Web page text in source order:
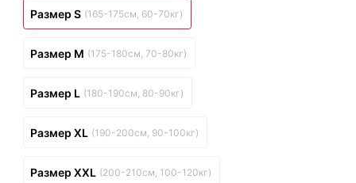
Размер S (165-175см, 60-70кг)
Размер M (175-180см, 70-80кг)
Размер L (180-190см, 80-90кг)
Размер XL (190-200см, 90-100кг)
Размер XXL (200-210см, 100-120кг)